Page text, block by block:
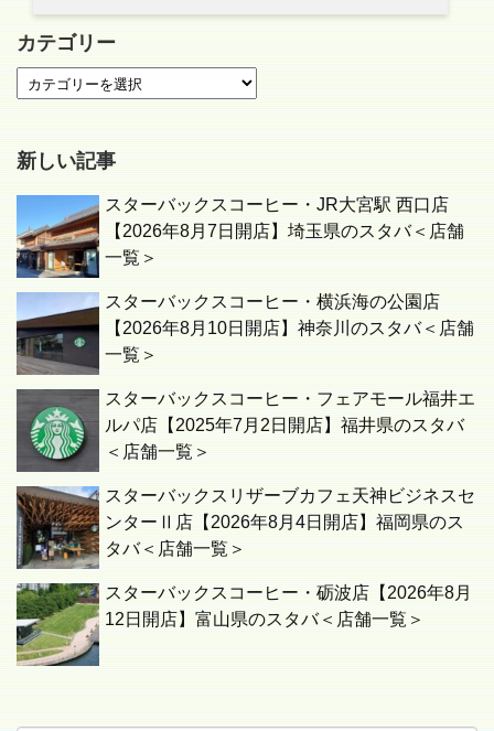
カテゴリー
新しい記事
スターバックスコーヒー・JR大宮駅 西口店
【2026年8月7日開店】埼玉県のスタバ＜店舗
一覧＞
スターバックスコーヒー・横浜海の公園店
【2026年8月10日開店】神奈川のスタバ＜店舗
一覧＞
スターバックスコーヒー・フェアモール福井エ
ルパ店【2025年7月2日開店】福井県のスタバ
＜店舗一覧＞
スターバックスリザーブカフェ天神ビジネスセ
ンターⅡ店【2026年8月4日開店】福岡県のス
タバ＜店舗一覧＞
スターバックスコーヒー・砺波店【2026年8月
12日開店】富山県のスタバ＜店舗一覧＞